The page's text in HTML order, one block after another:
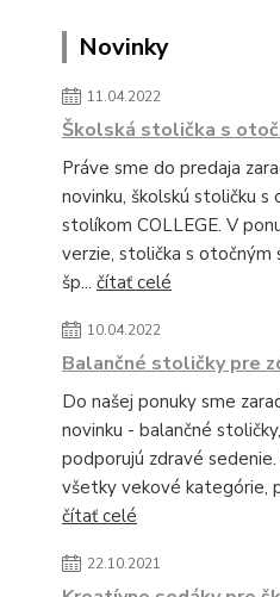
Novinky
11.04.2022
Školská stolička s
Práve sme do predaja
novinku, školskú stoličku s
stolíkom COLLEGE. V
verzie, stolička s otočným
šp... čítať celé
10.04.2022
Balančné stoličky pre
Do našej ponuky sme
novinku - balančné
podporujú zdravé
všetky vekové kategórie,
čítať celé
22.10.2021